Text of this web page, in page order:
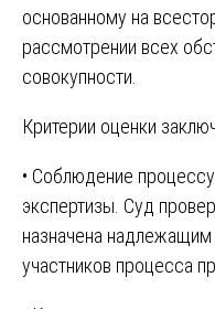
основанному на
рассмотрении всех
совокупности.
Критерии оценки
• Соблюдение
экспертизы. Суд
назначена
участников процесса